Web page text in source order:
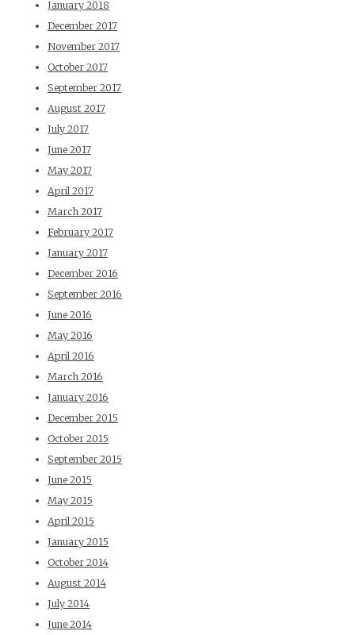
January 2018
December 2017
November 2017
October 2017
September 2017
August 2017
July 2017
June 2017
May 2017
April 2017
March 2017
February 2017
January 2017
December 2016
September 2016
June 2016
May 2016
April 2016
March 2016
January 2016
December 2015
October 2015
September 2015
June 2015
May 2015
April 2015
January 2015
October 2014
August 2014
July 2014
June 2014